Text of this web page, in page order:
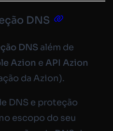
DNS
DNS além de
Azion e API Azion
da Azion).
DNS e proteção
escopo do seu